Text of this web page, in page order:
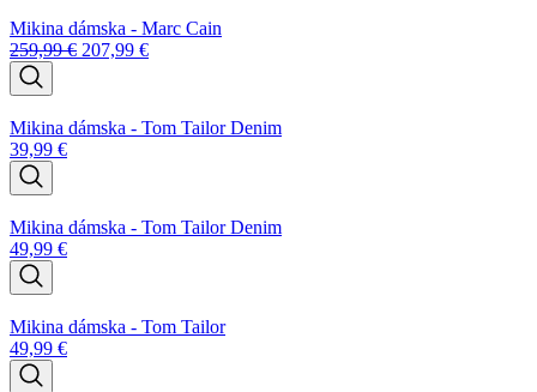
Mikina dámska - Marc Cain
259,99€ 207,99 €
Mikina dámska - Tom Tailor Denim
39,99 €
Mikina dámska - Tom Tailor Denim
49,99 €
Mikina dámska - Tom Tailor
49,99 €